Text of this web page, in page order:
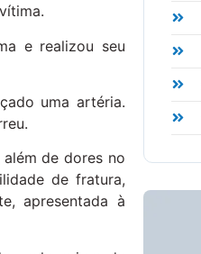
e realizou seu
uma artéria.
de dores no
de fratura,
apresentada à